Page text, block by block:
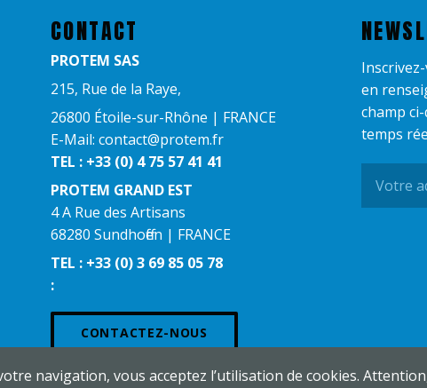
navigation, vous acceptez l’utilisation de cookies.
CONTACT
PROTEM SAS
215, Rue de la Raye,
26800 Étoile-sur-Rhône | FRANCE
E-Mail: contact@protem.fr
TEL : +33 (0) 4 75 57 41 41
PROTEM GRAND EST​
4 A Rue des Artisans
68280 Sundhoffen | FRANCE
TEL : +33 (0) 3 69 85 05 78
:
CONTACTEZ-NOUS
en
champ
temps